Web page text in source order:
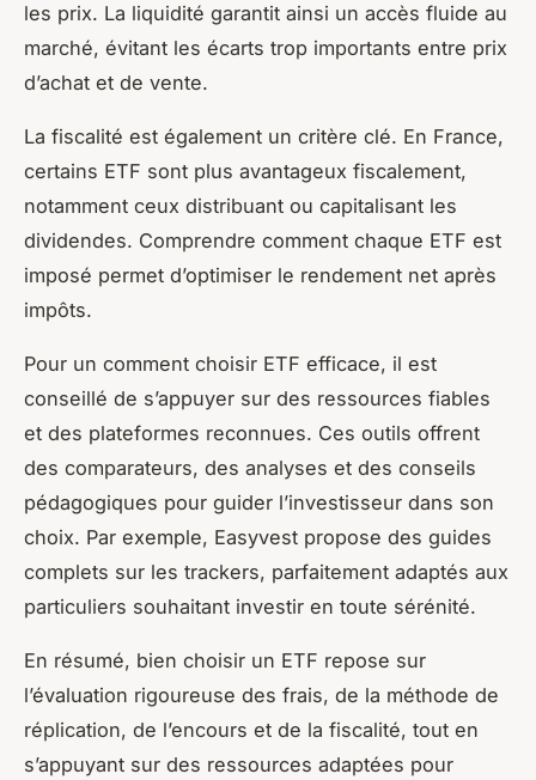
les prix. La liquidité garantit ainsi un accès fluide au
marché, évitant les écarts trop importants entre prix
d’achat et de vente.
La fiscalité est également un critère clé. En France,
certains ETF sont plus avantageux fiscalement,
notamment ceux distribuant ou capitalisant les
dividendes. Comprendre comment chaque ETF est
imposé permet d’optimiser le rendement net après
impôts.
Pour un comment choisir ETF efficace, il est
conseillé de s’appuyer sur des ressources fiables
et des plateformes reconnues. Ces outils offrent
des comparateurs, des analyses et des conseils
pédagogiques pour guider l’investisseur dans son
choix. Par exemple, Easyvest propose des guides
complets sur les trackers, parfaitement adaptés aux
particuliers souhaitant investir en toute sérénité.
En résumé, bien choisir un ETF repose sur
l’évaluation rigoureuse des frais, de la méthode de
réplication, de l’encours et de la fiscalité, tout en
s’appuyant sur des ressources adaptées pour